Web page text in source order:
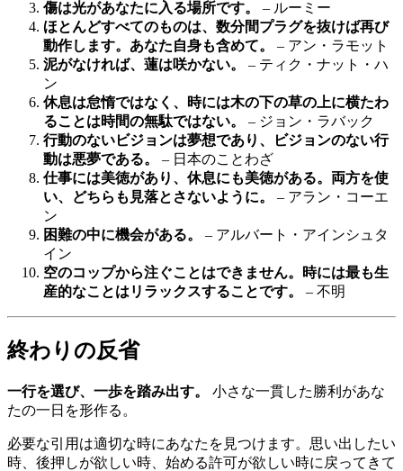
傷は光があなたに入る場所です。
– ルーミー
ほとんどすべてのものは、数分間プラグを抜けば再び
動作します。あなた自身も含めて。
– アン・ラモット
泥がなければ、蓮は咲かない。
– ティク・ナット・ハ
ン
休息は怠惰ではなく、時には木の下の草の上に横たわ
ることは時間の無駄ではない。
– ジョン・ラバック
行動のないビジョンは夢想であり、ビジョンのない行
動は悪夢である。
– 日本のことわざ
仕事には美徳があり、休息にも美徳がある。両方を使
い、どちらも見落とさないように。
– アラン・コーエ
ン
困難の中に機会がある。
– アルバート・アインシュタ
イン
空のコップから注ぐことはできません。時には最も生
産的なことはリラックスすることです。
– 不明
終わりの反省
一行を選び、一歩を踏み出す。
小さな一貫した勝利があな
たの一日を形作る。
必要な引用は適切な時にあなたを見つけます。思い出したい
時、後押しが欲しい時、始める許可が欲しい時に戻ってきて